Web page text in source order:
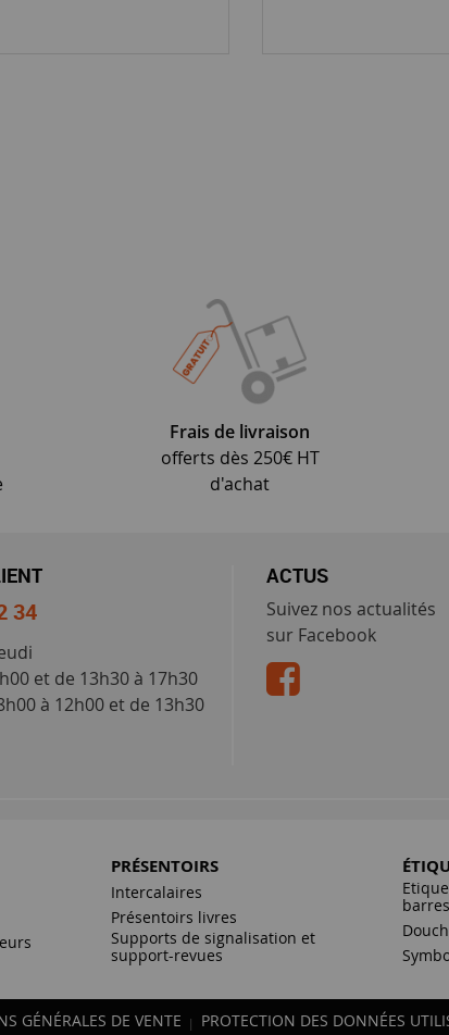
Frais de livraison
offerts dès 250€ HT
d'achat
34
et de 13h30 à 17h30
à 12h00 et de 13h30
ACTUS
Suivez nos actualités
sur Facebook
PRÉSENTOIRS
Intercalaires
Présentoirs livres
Supports de signalisation et
support-revues
barres
GÉNÉRALES DE VENTE | PROTECTION DES DONNÉES